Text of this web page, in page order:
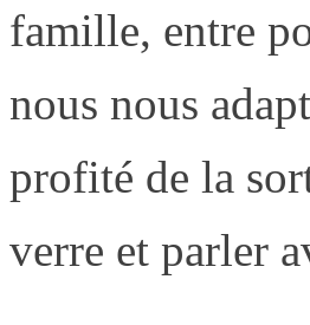
famille, entre
nous nous
profité de la
verre et parler